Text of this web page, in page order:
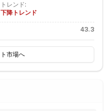
トレンド:
下降トレンド
43.3
市場へ